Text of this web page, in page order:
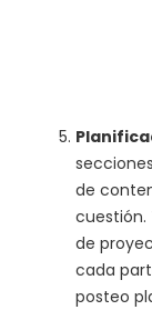
de
cuestión.
de
cada
posteo